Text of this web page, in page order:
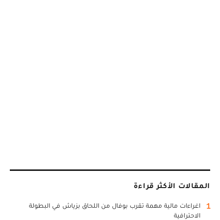
المقالات الأكثر قراءة
1
اغراءات مالية مهمة تقرب بوفال من اللحاق بزياش في البطولة
الاحترافية